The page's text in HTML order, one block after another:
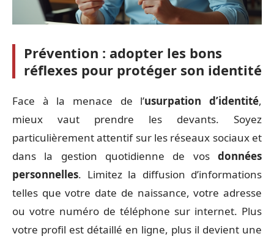
Prévention : adopter les bons
réflexes pour protéger son identité
Face à la menace de l’usurpation d’identité,
mieux vaut prendre les devants. Soyez
particulièrement attentif sur les réseaux sociaux et
dans la gestion quotidienne de vos données
personnelles. Limitez la diffusion d’informations
telles que votre date de naissance, votre adresse
ou votre numéro de téléphone sur internet. Plus
votre profil est détaillé en ligne, plus il devient une